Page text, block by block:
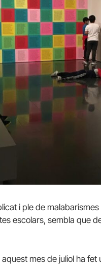
i ple de
escolars, sembla que
aquest mes de juliol ha